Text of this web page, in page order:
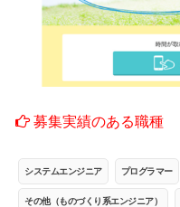
募集実績のある職種
システムエンジニア プログラマー
その他（ものづくり系エンジニア）